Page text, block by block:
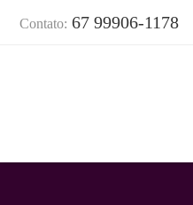
Contato: 67 99906-1178